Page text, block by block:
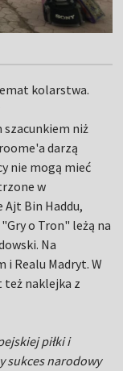
kolarstwa.
szacunkiem niż
darzą
nie mogą mieć
w
Bin Haddu,
o Tron" leżą na
Na
i Realu Madryt. W
też naklejka z
piłki i
sukces narodowy